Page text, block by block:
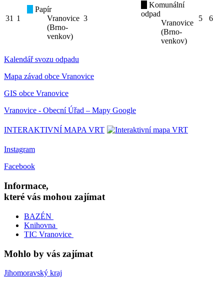
31 1
Papír
Vranovice
(Brno-
venkov)
3
Komunální
odpad
Vranovice
(Brno-
venkov)
5 6
Kalendář svozu odpadu
Mapa závad obce Vranovice
GIS obce Vranovice
Vranovice - Obecní Úřad – Mapy Google
INTERAKTIVNÍ MAPA VRT
Instagram
Facebook
Informace,
které vás mohou zajímat
BAZÉN
Knihovna
TIC Vranovice
Mohlo by vás zajímat
Jihomoravský kraj